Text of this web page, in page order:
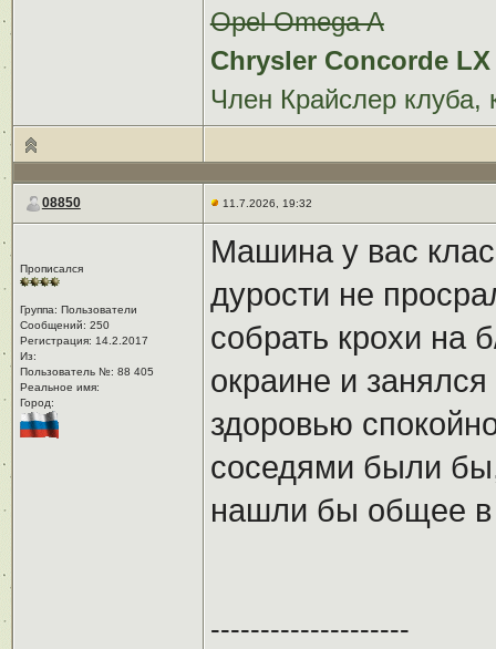
Opel Omega A
Chrysler Concorde LX
Член Крайслер клуба,
08850 11.7.2026, 19:32
Прописался
Группа: Пользователи
Сообщений: 250
Регистрация: 14.2.2017
Из: ㅤ
Пользователь №: 88 405
Реальное имя:ㅤ
Город:ㅤ
Машина у вас
дурости не
собрать крохи на
окраине и
здоровью
соседями были
нашли бы общее в
--------------------